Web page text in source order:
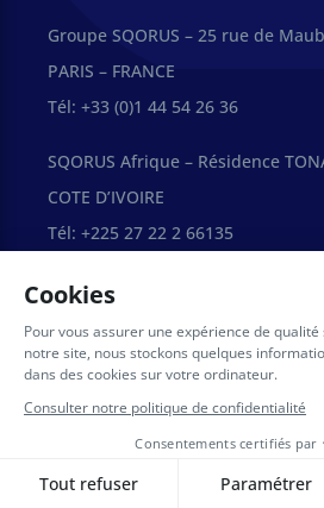
Groupe SQORUS – 25 rue de
PARIS – FRANCE
Tél: +33 (0)1 44 54 26 36
SQORUS Afrique – Résidence
COTE D’IVOIRE
Tél: +225 27 22 2 66135
Technopark – Casablanca, Maroc
Contact